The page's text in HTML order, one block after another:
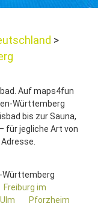
Auf maps4fun
Württemberg
bis zur Sauna,
für jegliche Art von
Württemberg
Freiburg im
Ulm
Pforzheim